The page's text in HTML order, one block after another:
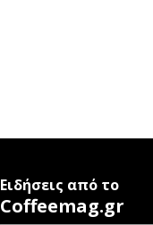
Ειδήσεις από το
Coffeemag.gr